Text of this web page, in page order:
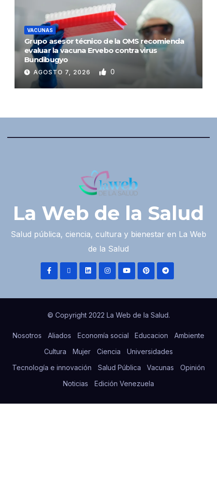
VACUNAS
Grupo asesor técnico de la OMS recomienda
evaluar la vacuna Ervebo contra virus
Bundibugyo
AGOSTO 7, 2026 0
La Web de la Salud
Salud pública, ciencia, cultura y bienestar en La Web
de la Salud
© Copyright 2022 La Web de la Salud.
Nosotros Aliados Economía social Educacion
Ambiente
Cultura
Mujer Ciencia
Universidades
Tecnología e innovación
Salud Pública Vacunas
Opinión
Noticias
Edición Venezuela